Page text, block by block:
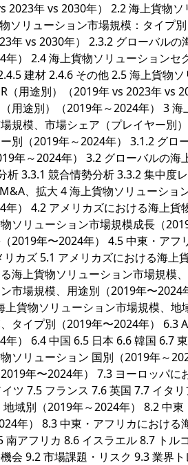
2023年 vs 2030年） 2.2 海上貨物
ソリューション市場規模：タイプ
年 vs 2030年） 2.3.2 グローバル
年） 2.4 海上貨物ソリューション
建材 2.4.6 その他 2.5 海上貨物
（用途別）（2019年 vs 2023年 vs
用途別）（2019年～2024年） 3
規模、市場シェア（プレイヤー別
別（2019年～2024年） 3.1.2 グ
年～2024年） 3.2 グローバルの
析 3.3.1 競合情勢分析 3.3.2 集中度
、拡大 4 海上貨物ソリューショ
年） 4.2 アメリカズにおける海上
ソリューション市場規模成長（
2019年〜2024年） 4.5 中東・ア
カズ 5.1 アメリカズにおける海上
海上貨物ソリューション市場規模
市場規模、用途別（2019年〜2024
上貨物ソリューション市場規模、
タイプ別（2019年〜2024年） 6.3
年） 6.4 中国 6.5 日本 6.6 韓国 6.7
ソリューション 国別（2019年～
年〜2024年） 7.3 ヨーロッパ
ツ 7.5 フランス 7.6 英国 7.7 イタ
地域別（2019年～2024年） 8.2 中
年） 8.3 中東・アフリカにおける
南アフリカ 8.6 イスラエル 8.7 トル
会 9.2 市場課題・リスク 9.3 業界